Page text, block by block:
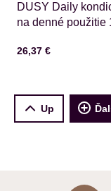
DUSY Daily
na denné použitie
Cena s DPH
26,37 €
Up